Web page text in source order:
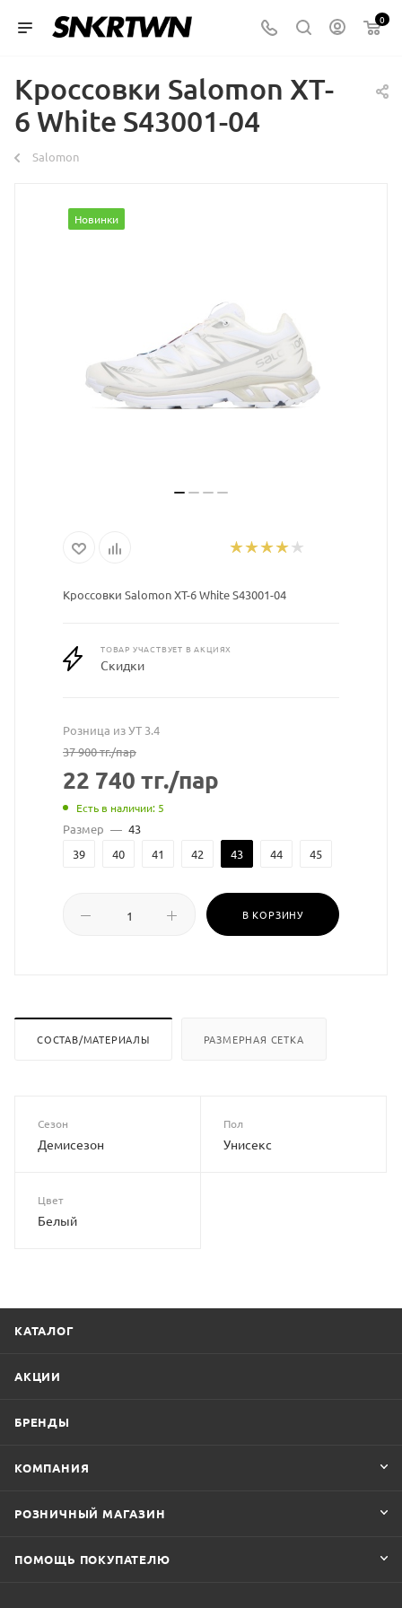
0
Кроссовки Salomon XT-
6 White S43001-04
Salomon
Новинки
Кроссовки Salomon XT-6 White S43001-04
ТОВАР УЧАСТВУЕТ В АКЦИЯХ
Скидки
Розница из УТ 3.4
37 900тг./пар
22 740 тг./пар
Есть в наличии: 5
Размер — 43
39
40 41 42 43 44 45
В КОРЗИНУ
СОСТАВ/МАТЕРИАЛЫ РАЗМЕРНАЯ СЕТКА
Сезон
Демисезон
Пол
Унисекс
Цвет
Белый
КАТАЛОГ
АКЦИИ
БРЕНДЫ
КОМПАНИЯ
РОЗНИЧНЫЙ МАГАЗИН
ПОМОЩЬ ПОКУПАТЕЛЮ